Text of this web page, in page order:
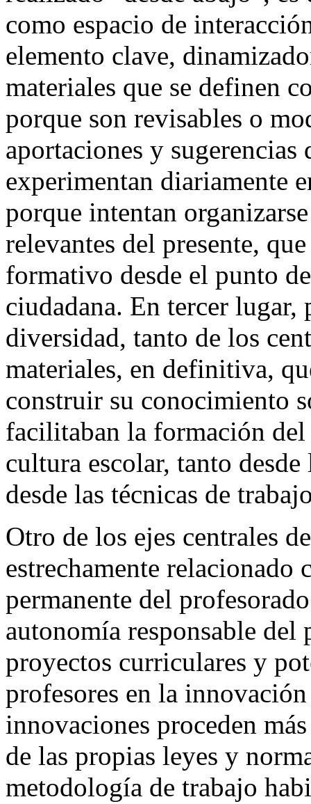
como espacio de
elemento clave,
materiales que se definen
porque son revisables o
aportaciones y
experimentan diariamente
porque intentan
relevantes del presente,
formativo desde el punto
ciudadana. En tercer lugar,
diversidad, tanto de los
materiales, en definitiva,
construir su conocimiento
facilitaban la formación
cultura escolar, tanto
desde las técnicas de
Otro de los ejes centrales
estrechamente
permanente del
autonomía responsable del
proyectos curriculares y
profesores en la
innovaciones proceden
de las propias leyes y
metodología de trabajo